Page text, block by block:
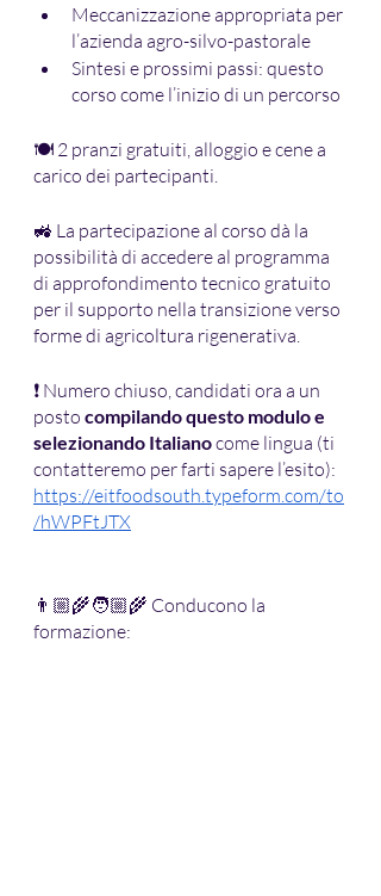
Meccanizzazione appropriata per
l’azienda agro-silvo-pastorale
Sintesi e prossimi passi: questo
corso come l’inizio di un percorso
🍽 2 pranzi gratuiti, alloggio e cene a
carico dei partecipanti.
🚜 La partecipazione al corso dà la
possibilità di accedere al programma
di approfondimento tecnico gratuito
per il supporto nella transizione verso
forme di agricoltura rigenerativa.
❗ Numero chiuso, candidati ora a un
posto compilando questo modulo e
selezionando Italiano come lingua (ti
contatteremo per farti sapere l’esito):
https://eitfoodsouth.typeform.com/to
/hWPFtJTX
👨🏼‍🌾🧑🏼‍🌾 Conducono la
formazione: